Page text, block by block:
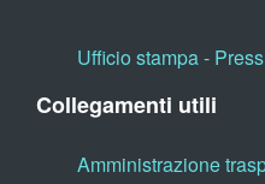
Ufficio stampa -
Collegamenti utili
Amministrazione